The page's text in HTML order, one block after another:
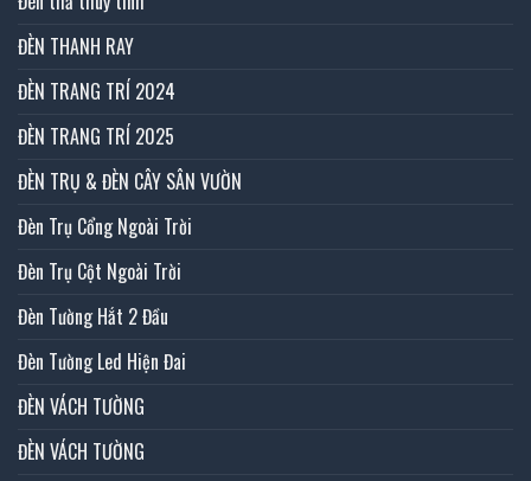
ĐÈN THANH RAY
ĐÈN TRANG TRÍ 2024
ĐÈN TRANG TRÍ 2025
ĐÈN TRỤ & ĐÈN CÂY SÂN VƯỜN
Đèn Trụ Cổng Ngoài Trời
Đèn Trụ Cột Ngoài Trời
Đèn Tường Hắt 2 Đầu
Đèn Tường Led Hiện Đai
ĐÈN VÁCH TƯỜNG
ĐÈN VÁCH TƯỜNG